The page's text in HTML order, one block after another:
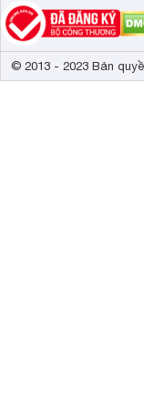
© 2013 - 2023 Bản